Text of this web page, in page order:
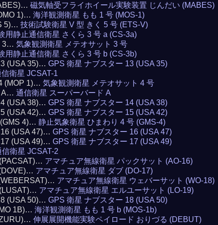
磁気軸受フライホイール実験装置 じんだい (MABES)
1)… 海洋観測衛星 もも 1 号 (MOS-1)
5)… 技術試験衛星 V 型 きく 5 号 (ETS-V)
用静止通信衛星 さくら 3 号 a (CS-3a)
3… 気象観測衛星 メテオサット 3 号
用静止通信衛星 さくら 3 号 b (CS-3b)
(USA 35)… GPS 衛星 ナブスター 13 (USA 35)
衛星 JCSAT-1
(MOP 1)… 気象観測衛星 メテオサット 4 号
A… 通信衛星 スーパーバード A
(USA 38)… GPS 衛星 ナブスター 14 (USA 38)
(USA 42)… GPS 衛星 ナブスター 15 (USA 42)
4)… 静止気象衛星 ひまわり 4 号 (GMS-4)
(USA 47)… GPS 衛星 ナブスター 16 (USA 47)
(USA 49)… GPS 衛星 ナブスター 17 (USA 49)
信衛星 JCSAT-2
アマチュア無線衛星 パックサット (AO-16)
アマチュア無線衛星 ダブ (DO-17)
アマチュア無線衛星 ウェバーサット (WO-18)
アマチュア無線衛星 エルユーサット (LO-19)
(USA 50)… GPS 衛星 ナブスター 18 (USA 50)
1B)… 海洋観測衛星 もも 1 号 b (MOS-1b)
伸展展開機能実験ペイロード おりづる (DEBUT)